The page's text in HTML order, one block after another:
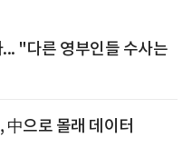
"다른 영부인들 수사는
中으로 몰래 데이터